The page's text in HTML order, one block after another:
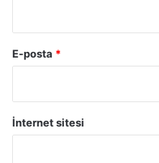
E-posta *
İnternet sitesi